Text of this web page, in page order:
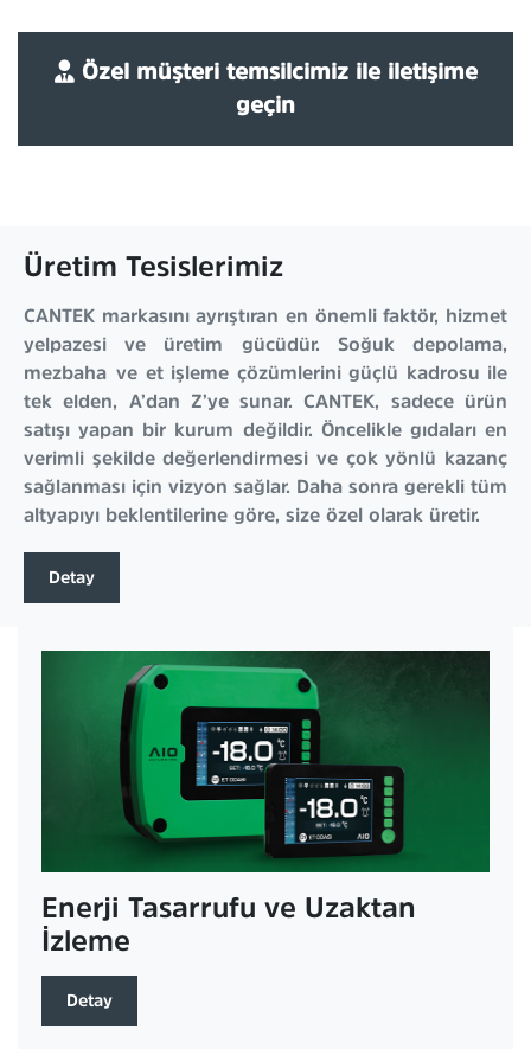
Özel müşteri temsilcimiz ile iletişime
geçin
Üretim Tesislerimiz
CANTEK markasını ayrıştıran en önemli faktör, hizmet
yelpazesi ve üretim gücüdür. Soğuk depolama,
mezbaha ve et işleme çözümlerini güçlü kadrosu ile
tek elden, A’dan Z’ye sunar. CANTEK, sadece ürün
satışı yapan bir kurum değildir. Öncelikle gıdaları en
verimli şekilde değerlendirmesi ve çok yönlü kazanç
sağlanması için vizyon sağlar. Daha sonra gerekli tüm
altyapıyı beklentilerine göre, size özel olarak üretir.
Detay
Enerji Tasarrufu ve Uzaktan
İzleme
Detay